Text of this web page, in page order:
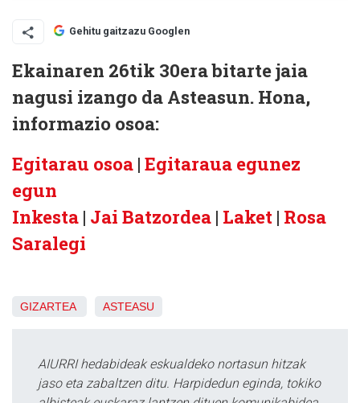
Gehitu gaitzazu Googlen
Ekainaren 26tik 30era bitarte jaia
nagusi izango da Asteasun. Hona,
informazio osoa:
Egitarau osoa | Egitaraua egunez
egun
Inkesta | Jai Batzordea | Laket | Rosa
Saralegi
GIZARTEA ASTEASU
AIURRI hedabideak eskualdeko nortasun hitzak
jaso eta zabaltzen ditu. Harpidedun eginda, tokiko